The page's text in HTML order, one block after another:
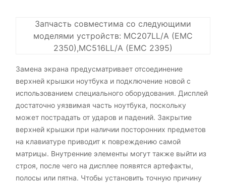
Запчасть совместима со следующими
моделями устройств: MC207LL/A (EMC
2350),MC516LL/A (EMC 2395)
Замена экрана предусматривает отсоединение
верхней крышки ноутбука и подключение новой с
использованием специального оборудования. Дисплей
достаточно уязвимая часть ноутбука, поскольку
может пострадать от ударов и падений. Закрытие
верхней крышки при наличии посторонних предметов
на клавиатуре приводит к повреждению самой
матрицы. Внутренние элементы могут также выйти из
строя, после чего на дисплее появятся артефакты,
полосы или пятна. Чтобы установить точную причину